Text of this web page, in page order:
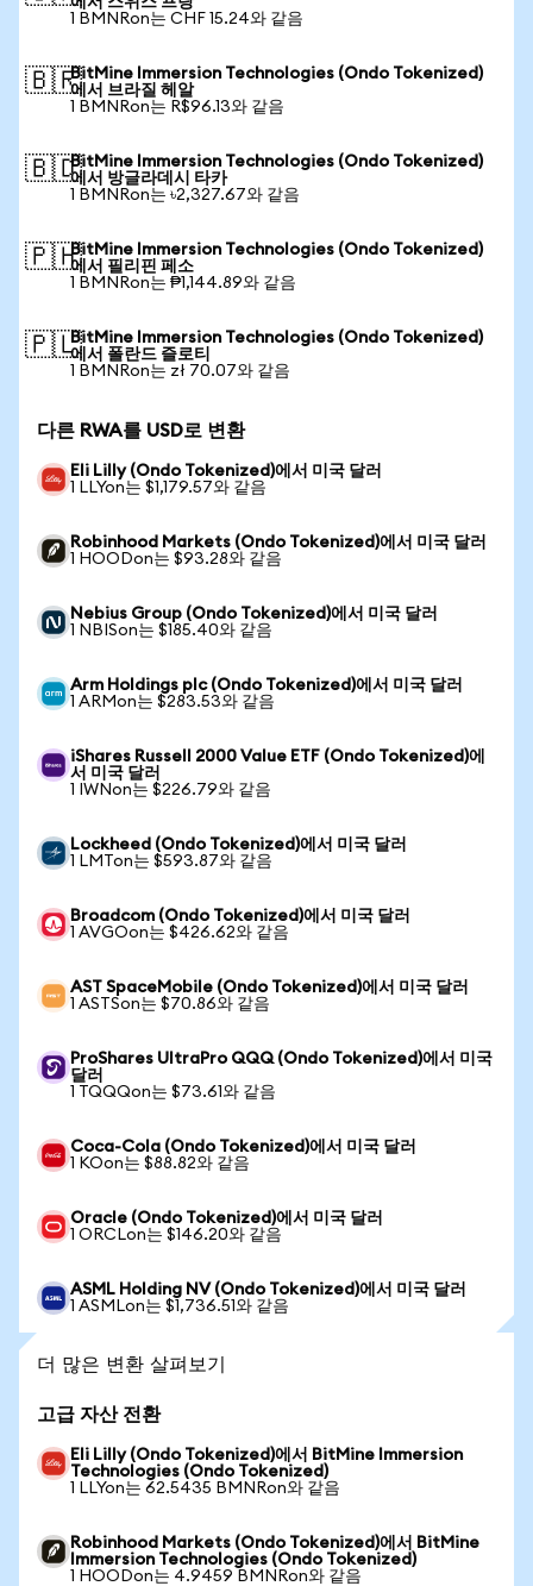
1 BMNRon는 CHF 15.24와 같음
🇧🇷BitMine Immersion Technologies (Ondo Tokenized)
에서 브라질 헤알
1 BMNRon는 R$96.13와 같음
🇧🇩BitMine Immersion Technologies (Ondo Tokenized)
에서 방글라데시 타카
1 BMNRon는 ৳2,327.67와 같음
🇵🇭BitMine Immersion Technologies (Ondo Tokenized)
에서 필리핀 페소
1 BMNRon는 ₱1,144.89와 같음
🇵🇱BitMine Immersion Technologies (Ondo Tokenized)
에서 폴란드 즐로티
1 BMNRon는 zł 70.07와 같음
다른 RWA를 USD로 변환
Eli Lilly (Ondo Tokenized)에서 미국 달러
1 LLYon는 $1,179.57와 같음
Robinhood Markets (Ondo Tokenized)에서 미국 달러
1 HOODon는 $93.28와 같음
Nebius Group (Ondo Tokenized)에서 미국 달러
1 NBISon는 $185.40와 같음
Arm Holdings plc (Ondo Tokenized)에서 미국 달러
1 ARMon는 $283.53와 같음
iShares Russell 2000 Value ETF (Ondo Tokenized)에
서 미국 달러
1 IWNon는 $226.79와 같음
Lockheed (Ondo Tokenized)에서 미국 달러
1 LMTon는 $593.87와 같음
Broadcom (Ondo Tokenized)에서 미국 달러
1 AVGOon는 $426.62와 같음
AST SpaceMobile (Ondo Tokenized)에서 미국 달러
1 ASTSon는 $70.86와 같음
ProShares UltraPro QQQ (Ondo Tokenized)에서 미국
달러
1 TQQQon는 $73.61와 같음
Coca-Cola (Ondo Tokenized)에서 미국 달러
1 KOon는 $88.82와 같음
Oracle (Ondo Tokenized)에서 미국 달러
1 ORCLon는 $146.20와 같음
ASML Holding NV (Ondo Tokenized)에서 미국 달러
1 ASMLon는 $1,736.51와 같음
더 많은 변환 살펴보기
고급 자산 전환
Eli Lilly (Ondo Tokenized)에서 BitMine Immersion
Technologies (Ondo Tokenized)
1 LLYon는 62.5435 BMNRon와 같음
Robinhood Markets (Ondo Tokenized)에서 BitMine
Immersion Technologies (Ondo Tokenized)
1 HOODon는 4.9459 BMNRon와 같음